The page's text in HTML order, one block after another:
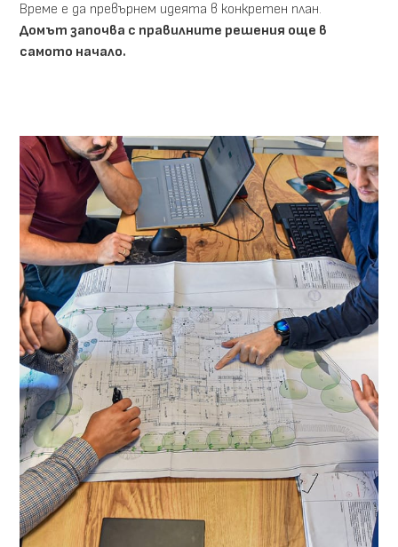
Време е да превърнем идеята в конкретен план.
Домът започва с правилните решения още в
самото начало.